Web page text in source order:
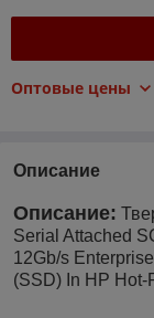
Оптовые цены
Описание
Описание:
Serial Attached
12Gb/s
(SSD) In HP